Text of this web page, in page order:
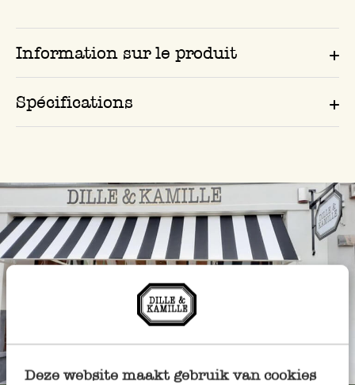
Deze website maakt gebruik van cookies
Information sur le produit
Spécifications
Toujours à proximité